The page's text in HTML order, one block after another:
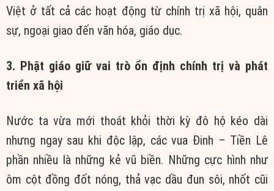
Việt ở tất cả các hoạt động từ chính trị xã hội, quân
sự, ngoại giao đến văn hóa, giáo dục.
3. Phật giáo giữ vai trò ổn định chính trị và phát
triển xã hội
Nước ta vừa mới thoát khỏi thời kỳ đô hộ kéo dài
nhưng ngay sau khi độc lập, các vua Đinh – Tiền Lê
phần nhiều là những kẻ vũ biền. Những cực hình như
ôm cột đồng đốt nóng, thả vạc dầu đun sôi, nhốt cũi